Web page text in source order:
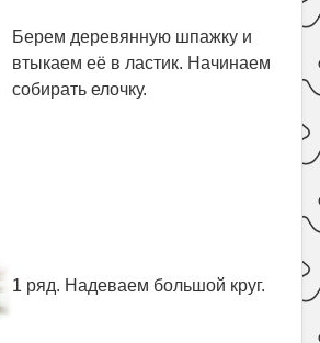
Берем деревянную шпажку и
втыкаем её в ластик. Начинаем
собирать елочку.
1 ряд. Надеваем большой круг.